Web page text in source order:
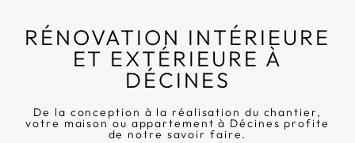
RÉNOVATION INTÉRIEURE
ET EXTÉRIEURE À
DÉCINES
De la conception à la réalisation du chantier,
votre maison ou appartement à Décines profite
de notre savoir faire.